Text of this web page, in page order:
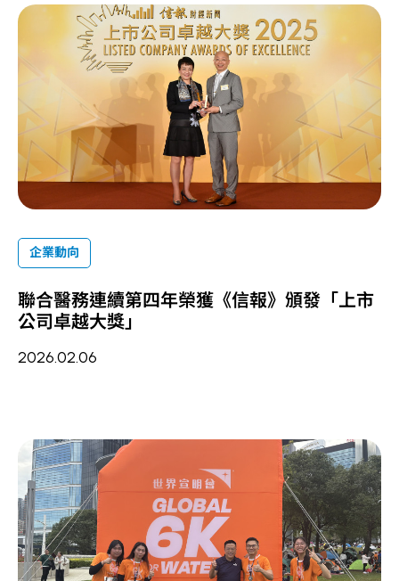
企業動向
聯合醫務連續第四年榮獲《信報》頒發「上市
公司卓越大獎」
2026.02.06